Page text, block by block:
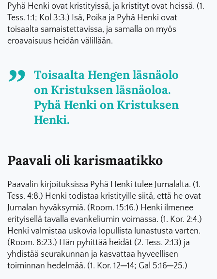
Pyhä Henki ovat kristityissä, ja kristityt ovat heissä. (1.
Tess. 1:1; Kol 3:3.) Isä, Poika ja Pyhä Henki ovat
toisaalta samaistettavissa, ja samalla on myös
eroavaisuus heidän välillään.
Toisaalta Hengen läsnäolo
on Kristuksen läsnäoloa.
Pyhä Henki on Kristuksen
Henki.
Paavali oli karismaatikko
Paavalin kirjoituksissa Pyhä Henki tulee Jumalalta. (1.
Tess. 4:8.) Henki todistaa kristityille siitä, että he ovat
Jumalan hyväksymiä. (Room. 15:16.) Henki ilmenee
erityisellä tavalla evankeliumin voimassa. (1. Kor. 2:4.)
Henki valmistaa uskovia lopullista lunastusta varten.
(Room. 8:23.) Hän pyhittää heidät (2. Tess. 2:13) ja
yhdistää seurakunnan ja kasvattaa hyveellisen
toiminnan hedelmää. (1. Kor. 12─14; Gal 5:16─25.)